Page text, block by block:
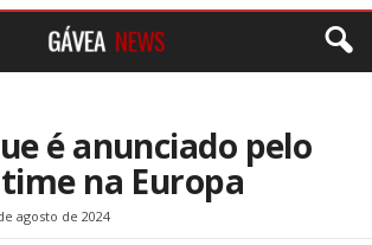
é anunciado pelo
na Europa
agosto de 2024